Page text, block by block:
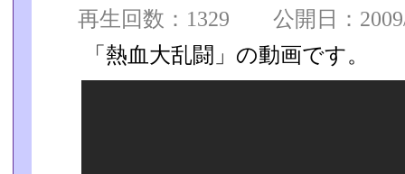
再生回数：1329 公開日：
「熱血大乱闘」の動画です。